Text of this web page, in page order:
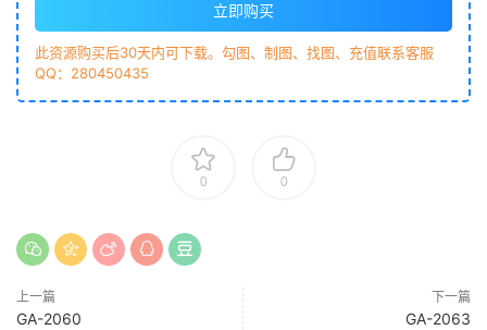
立即购买
此资源购买后30天内可下载。勾图、制图、找图、充值联系客服
QQ：280450435
0 0
上一篇
GA-2060
下一篇
GA-2063